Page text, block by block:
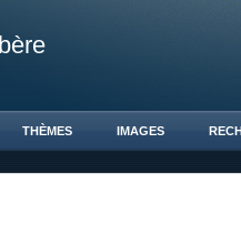
THÈMES IMAGES